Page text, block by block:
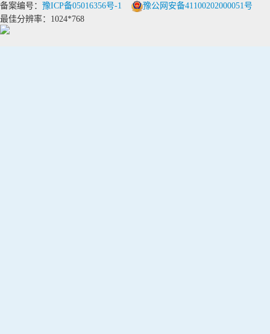
备案编号： 豫ICP备05016356号-1
豫公网安备41100202000051号
最佳分辨率：1024*768